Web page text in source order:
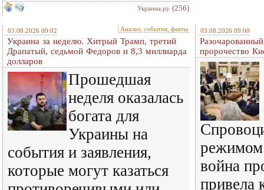
Украина.ру (256)
03.08.2026 09:02 Анализ, события, факты
Украина за неделю. Хитрый Трамп, третий
Драпатый, седьмой Федоров и 8,3 миллиарда
долларов
Прошедшая
неделя оказалась
богата для
Украины на
события и заявления,
которые могут казаться
03.08.2026 09:00
пророчество
режимом
война
привела